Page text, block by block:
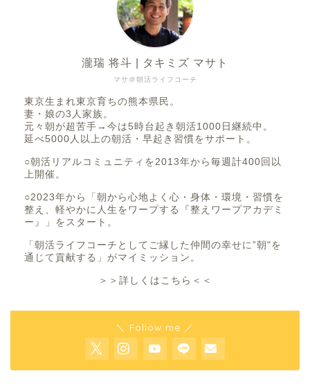
マサ＠朝活ライフコーチ
瀧瑞 将斗 | タキミズ マサト
東京生まれ東京育ちの熊本県民。
妻・娘の3人家族。
元々朝が超苦手→今は5時台起き朝活1000日継続中。
延べ5000人以上の朝活・早起き習慣をサポート。
○朝活リアルコミュニティを2013年から毎週計400回以
上開催。
○2023年から「朝から心地よく心・身体・環境・習慣を
整え、軽やかに人生をワープする『整えワープアカデミ
ー』」をスタート。
「朝活ライフコーチとしてご縁した仲間の幸せに”朝"を
通じて貢献する」がマイミッション。
＞＞詳しくはこちら＜＜
＼ Follow me ／